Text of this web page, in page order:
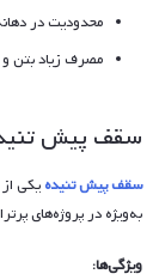
محدودیت در
مصرف زیاد بتن و
سقف پیش
سقف پیش تنیده یکی
به‌ویژه در پروژه‌های
ویژگی‌ها: